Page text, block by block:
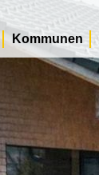
Kommunen